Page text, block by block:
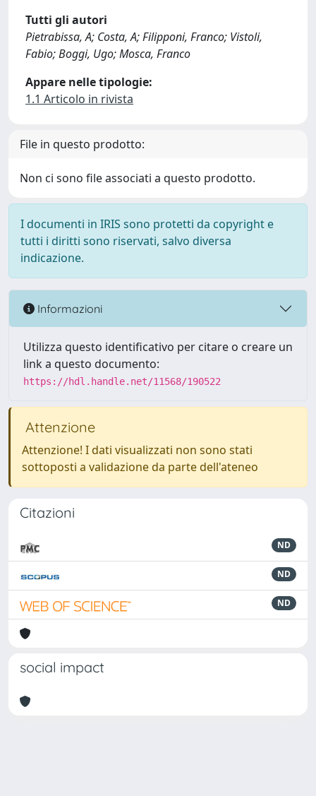
Tutti gli autori
Pietrabissa, A; Costa, A; Filipponi, Franco; Vistoli,
Fabio; Boggi, Ugo; Mosca, Franco
Appare nelle tipologie:
1.1 Articolo in rivista
File in questo prodotto:
Non ci sono file associati a questo prodotto.
I documenti in IRIS sono protetti da copyright e
tutti i diritti sono riservati, salvo diversa
indicazione.
Informazioni
Utilizza questo identificativo per citare o creare un
link a questo documento:
https://hdl.handle.net/11568/190522
Attenzione
Attenzione! I dati visualizzati non sono stati
sottoposti a validazione da parte dell'ateneo
Citazioni
ND
ND
ND
social impact